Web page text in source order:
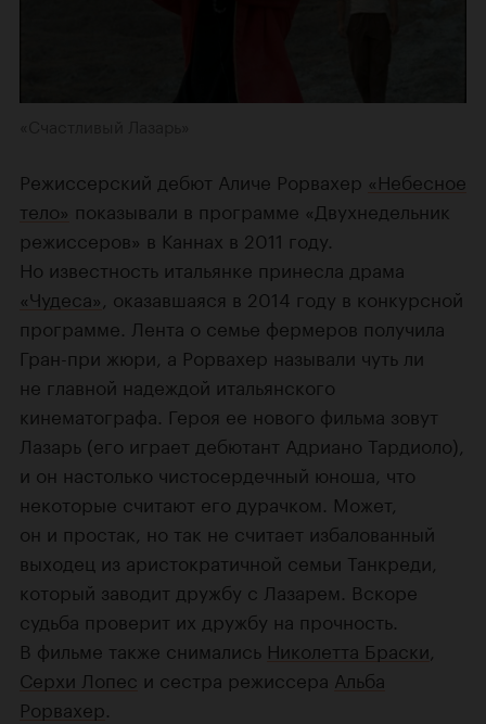
Режиссерский дебют Аличе Рорвахер «Небесное
тело» показывали в программе «Двухнедельник
режиссеров» в Каннах в 2011 году.
Но известность итальянке принесла драма
«Чудеса», оказавшаяся в 2014 году в конкурсной
программе. Лента о семье фермеров получила
Гран-при жюри, а Рорвахер называли чуть ли
не главной надеждой итальянского
кинематографа. Героя ее нового фильма зовут
Лазарь (его играет дебютант Адриано Тардиоло),
и он настолько чистосердечный юноша, что
некоторые считают его дурачком. Может,
он и простак, но так не считает избалованный
выходец из аристократичной семьи Танкреди,
который заводит дружбу с Лазарем. Вскоре
судьба проверит их дружбу на прочность.
В фильме также снимались Николетта Браски,
Серхи Лопес и сестра режиссера Альба
Рорвахер.